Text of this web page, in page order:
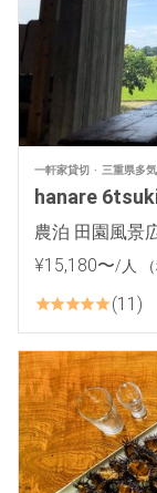
一軒家貸切 三重県多
hanare
農泊 田園風景
¥15,180〜/人
11